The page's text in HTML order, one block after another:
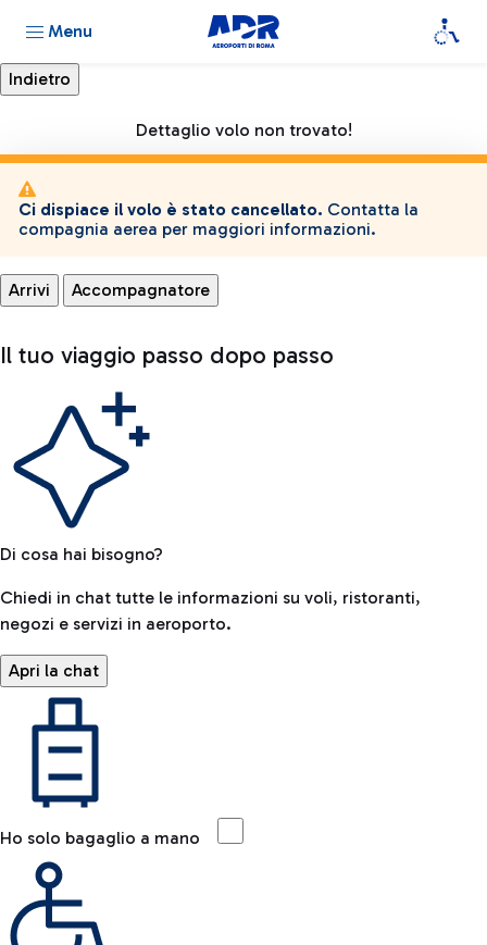
Menu
Dettaglio volo non trovato!
Ci dispiace il volo è stato cancellato. Contatta la
compagnia aerea per maggiori informazioni.
Arrivi Accompagnatore
Il tuo viaggio passo dopo passo
Di cosa hai bisogno?
Chiedi in chat tutte le informazioni su voli, ristoranti,
negozi e servizi in aeroporto.
Apri la chat
Ho solo bagaglio a mano